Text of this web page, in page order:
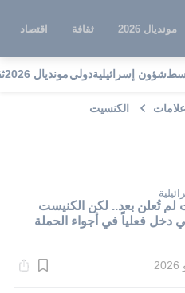
مونديال 2026 ثقافة اقتصاد
شؤون إسرائيليةدوليمونديال 2026
الكنسيت
لم تُعلن بعد.. لكن الكنيست
دخل فعلياً في أجواء الحملة